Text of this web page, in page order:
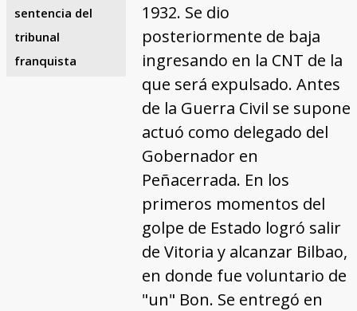
sentencia del
tribunal
franquista
1932. Se dio
posteriormente de baja
ingresando en la CNT de la
que será expulsado. Antes
de la Guerra Civil se supone
actuó como delegado del
Gobernador en
Peñacerrada. En los
primeros momentos del
golpe de Estado logró salir
de Vitoria y alcanzar Bilbao,
en donde fue voluntario de
"un" Bon. Se entregó en